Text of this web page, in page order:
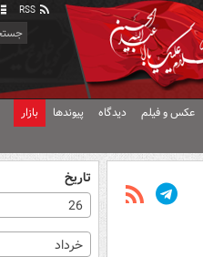
عکس و فیلم دیدگاه پیوندها بازار
تاریخ
26
خرداد